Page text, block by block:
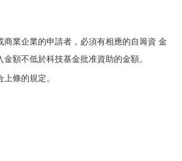
商業企業的申請者，必須有相應的自籌資 金
額不低於科技基金批准資助的金額。
條的規定。